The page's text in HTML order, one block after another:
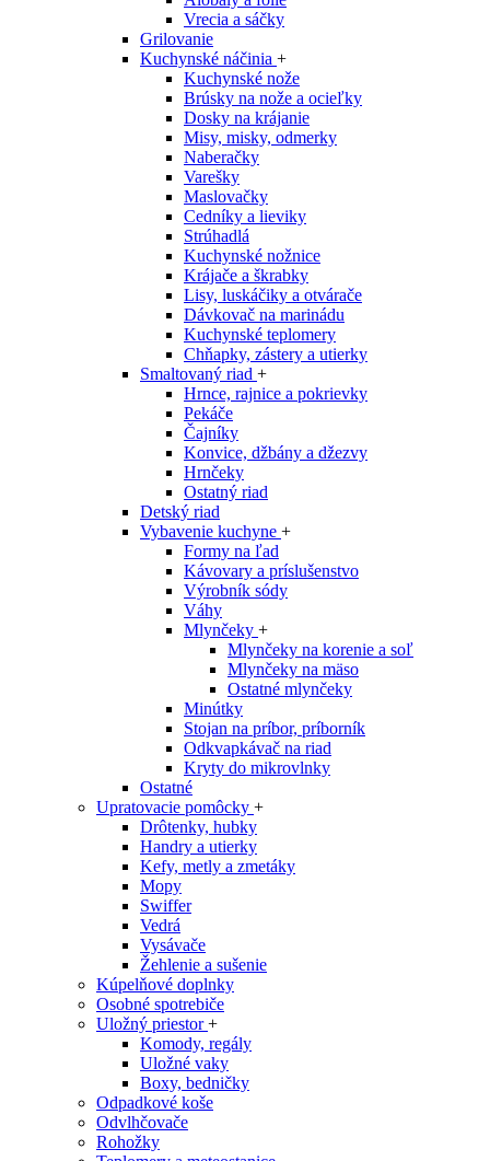
Vrecia a sáčky
Grilovanie
Kuchynské náčinia +
Kuchynské nože
Brúsky na nože a ocieľky
Dosky na krájanie
Misy, misky, odmerky
Naberačky
Varešky
Maslovačky
Cedníky a lieviky
Strúhadlá
Kuchynské nožnice
Krájače a škrabky
Lisy, luskáčiky a otvárače
Dávkovač na marinádu
Kuchynské teplomery
Chňapky, zástery a utierky
Smaltovaný riad +
Hrnce, rajnice a pokrievky
Pekáče
Čajníky
Konvice, džbány a džezvy
Hrnčeky
Ostatný riad
Detský riad
Vybavenie kuchyne +
Formy na ľad
Kávovary a príslušenstvo
Výrobník sódy
Váhy
Mlynčeky +
Mlynčeky na korenie a soľ
Mlynčeky na mäso
Ostatné mlynčeky
Minútky
Stojan na príbor, príborník
Odkvapkávač na riad
Kryty do mikrovlnky
Ostatné
Upratovacie pomôcky +
Drôtenky, hubky
Handry a utierky
Kefy, metly a zmetáky
Mopy
Swiffer
Vedrá
Vysávače
Žehlenie a sušenie
Kúpelňové doplnky
Osobné spotrebiče
Uložný priestor+
Komody, regály
Uložné vaky
Boxy, bedničky
Odpadkové koše
Odvlhčovače
Rohožky